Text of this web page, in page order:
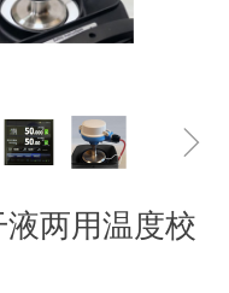
ꁇ
液两用温度校